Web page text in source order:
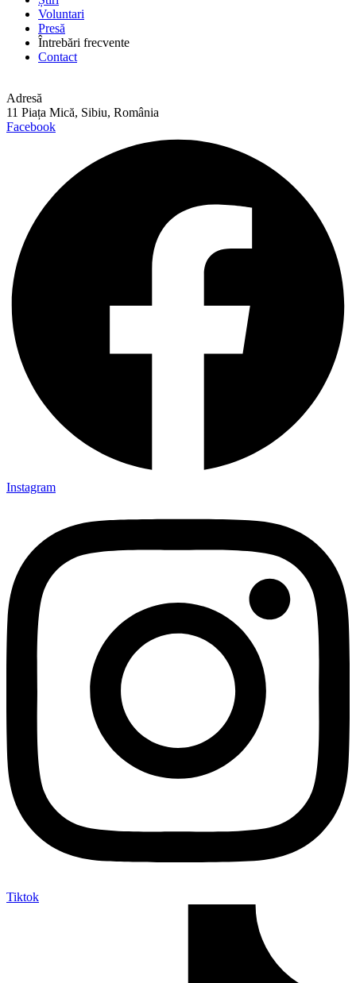
Voluntari
Presă
Întrebări frecvente
Contact
Adresă
11 Piața Mică, Sibiu, România
Facebook
Instagram
Tiktok